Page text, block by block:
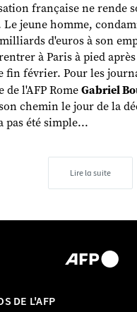
française ne rende
jeune homme,
d'euros à son
à Paris à pied
fin février. Pour les
de l'AFP Rome Gabriel
chemin le jour de la
pas été simple...
Lire la suite
DE L'AFP